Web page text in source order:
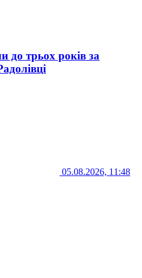
до трьох років за
05.08.2026, 11:48